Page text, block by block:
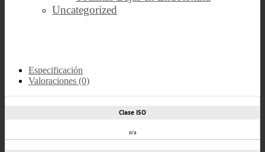
Uncategorized
Especificación
Valoraciones (0)
Clase ISO
n/a